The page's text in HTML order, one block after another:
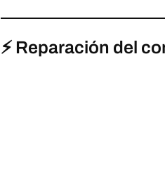
⚡ Reparación del